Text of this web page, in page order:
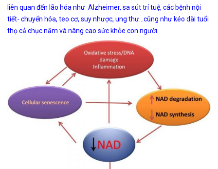
liên quan đến lão hóa như Alzheimer, sa sút trí tuệ, các bệnh nội
tiết- chuyển hóa, teo cơ, suy nhược, ung thư…cũng như kéo dài tuổi
thọ cả chục năm và nâng cao sức khỏe con người.